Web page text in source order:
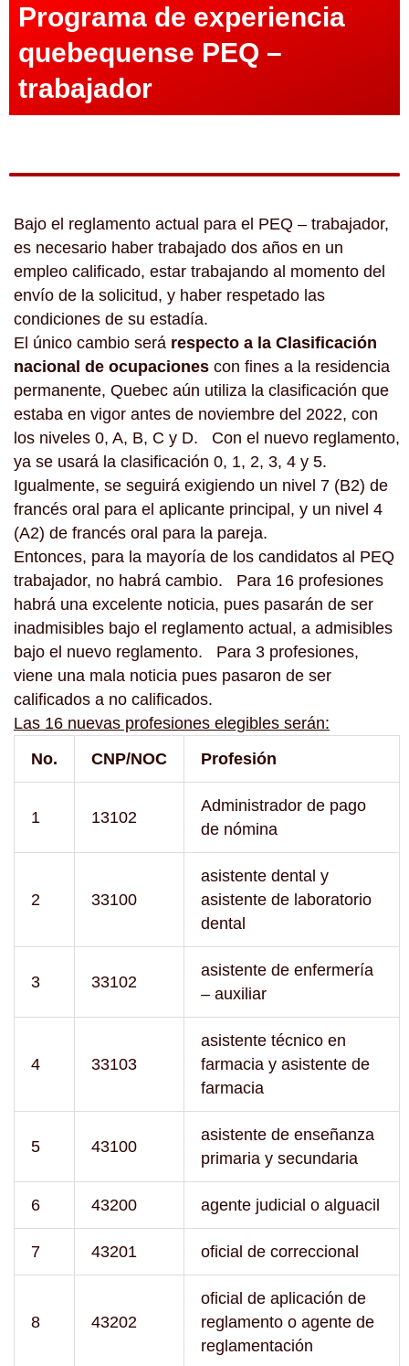
Programa de experiencia
quebequense PEQ –
trabajador
Bajo el reglamento actual para el PEQ – trabajador,
es necesario haber trabajado dos años en un
empleo calificado, estar trabajando al momento del
envío de la solicitud, y haber respetado las
condiciones de su estadía.
El único cambio será respecto a la Clasificación
nacional de ocupaciones con fines a la residencia
permanente, Quebec aún utiliza la clasificación que
estaba en vigor antes de noviembre del 2022, con
los niveles 0, A, B, C y D. Con el nuevo reglamento,
ya se usará la clasificación 0, 1, 2, 3, 4 y 5.
Igualmente, se seguirá exigiendo un nivel 7 (B2) de
francés oral para el aplicante principal, y un nivel 4
(A2) de francés oral para la pareja.
Entonces, para la mayoría de los candidatos al PEQ
trabajador, no habrá cambio. Para 16 profesiones
habrá una excelente noticia, pues pasarán de ser
inadmisibles bajo el reglamento actual, a admisibles
bajo el nuevo reglamento. Para 3 profesiones,
viene una mala noticia pues pasaron de ser
calificados a no calificados.
Las 16 nuevas profesiones elegibles serán:
No.
CNP/NOC Profesión
1 13102
Administrador de pago
de nómina
2 33100
asistente dental y
asistente de laboratorio
dental
3 33102
asistente de enfermería
– auxiliar
4 33103
asistente técnico en
farmacia y asistente de
farmacia
5 43100
asistente de enseñanza
primaria y secundaria
6 43200 agente judicial o alguacil
7 43201 oficial de correccional
8 43202
oficial de aplicación de
reglamento o agente de
reglamentación